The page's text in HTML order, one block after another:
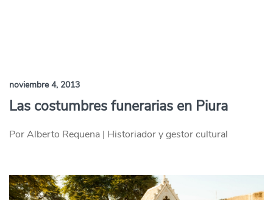
noviembre 4, 2013
Las costumbres funerarias en Piura
Por Alberto Requena | Historiador y gestor cultural